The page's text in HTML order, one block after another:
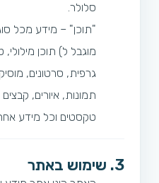
סלולר.
"תוכן" – מידע מכל
מוגבל ל) תוכן
גרפית, סרטונים,
תמונות, איורים,
טקסטים וכל מידע
3. שימוש באתר